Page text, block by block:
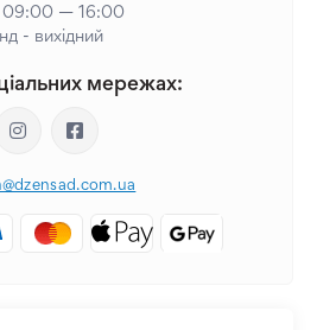
09:00 — 16:00
нд - вихідний
мережах: